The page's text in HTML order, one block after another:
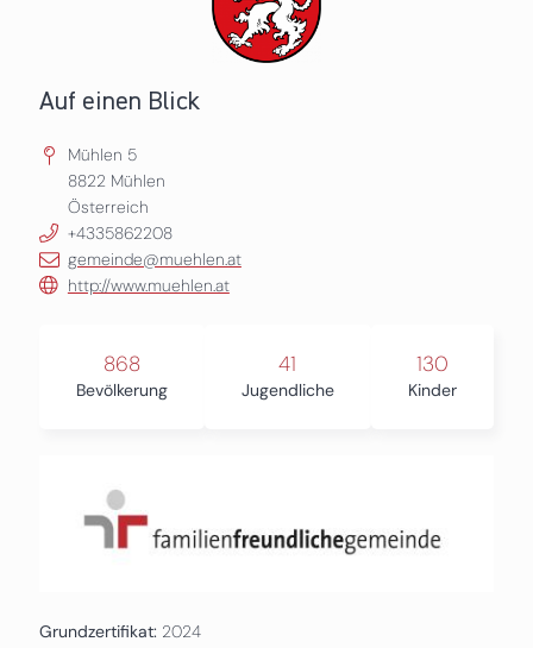
Auf einen Blick
Mühlen 5
8822 Mühlen
Österreich
+4335862208
gemeinde@muehlen.at
http://www.muehlen.at
868
Bevölkerung
41
Jugendliche
130
Kinder
Grundzertifikat: 2024